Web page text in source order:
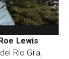
Lewis
Río Gila,